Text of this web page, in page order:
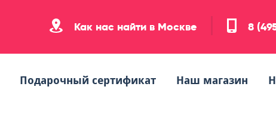
Как нас найти в Москве 8
Подарочный сертификат Наш магазин